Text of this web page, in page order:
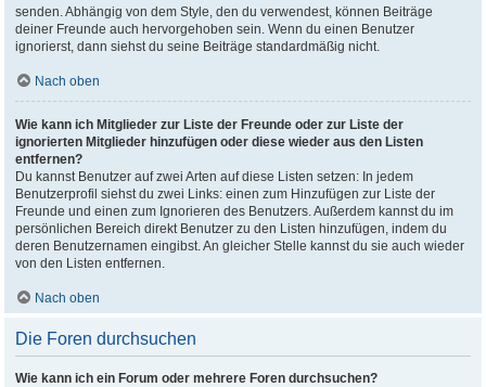
senden. Abhängig von dem Style, den du verwendest, können Beiträge
deiner Freunde auch hervorgehoben sein. Wenn du einen Benutzer
ignorierst, dann siehst du seine Beiträge standardmäßig nicht.
Nach oben
Wie kann ich Mitglieder zur Liste der Freunde oder zur Liste der
ignorierten Mitglieder hinzufügen oder diese wieder aus den Listen
entfernen?
Du kannst Benutzer auf zwei Arten auf diese Listen setzen: In jedem
Benutzerprofil siehst du zwei Links: einen zum Hinzufügen zur Liste der
Freunde und einen zum Ignorieren des Benutzers. Außerdem kannst du im
persönlichen Bereich direkt Benutzer zu den Listen hinzufügen, indem du
deren Benutzernamen eingibst. An gleicher Stelle kannst du sie auch wieder
von den Listen entfernen.
Nach oben
Die Foren durchsuchen
Wie kann ich ein Forum oder mehrere Foren durchsuchen?